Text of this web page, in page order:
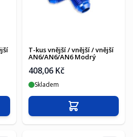
T-kus vnější / vnější / vnější
AN6/AN6/AN6 Modrý
408,06 Kč
Skladem
Přidat do košíku